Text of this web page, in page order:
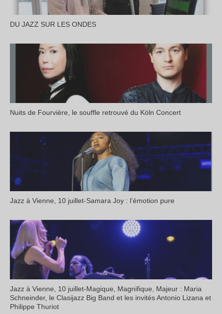
DU JAZZ SUR LES ONDES
Nuits de Fourvière, le souffle retrouvé du Köln Concert
Jazz à Vienne, 10 juillet-Samara Joy : l’émotion pure
Jazz à Vienne, 10 juillet-Magique, Magnifique, Majeur : Maria
Schneinder, le Clasijazz Big Band et les invités Antonio Lizana et
Philippe Thuriot